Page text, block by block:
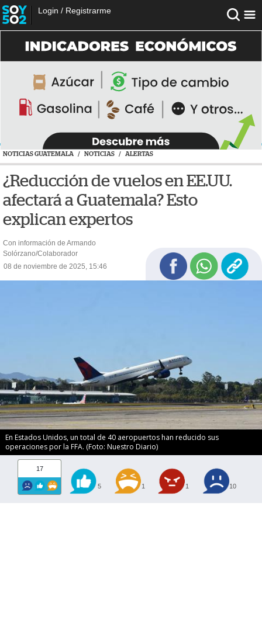
Login / Registrarme
NOTICIAS GUATEMALA / NOTICIAS / ALERTAS
¿Reducción de vuelos en EE.UU.
afectará a Guatemala? Esto
explican expertos
Con información de Armando
Solórzano/Colaborador
08 de noviembre de 2025, 15:46
En Estados Unidos, un total de 40 aeropuertos han reducido sus
operaciones por la FFA. (Foto: Nuestro Diario)
17
5 1 1 10